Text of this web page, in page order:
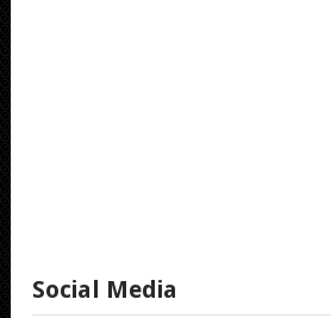
Social Media